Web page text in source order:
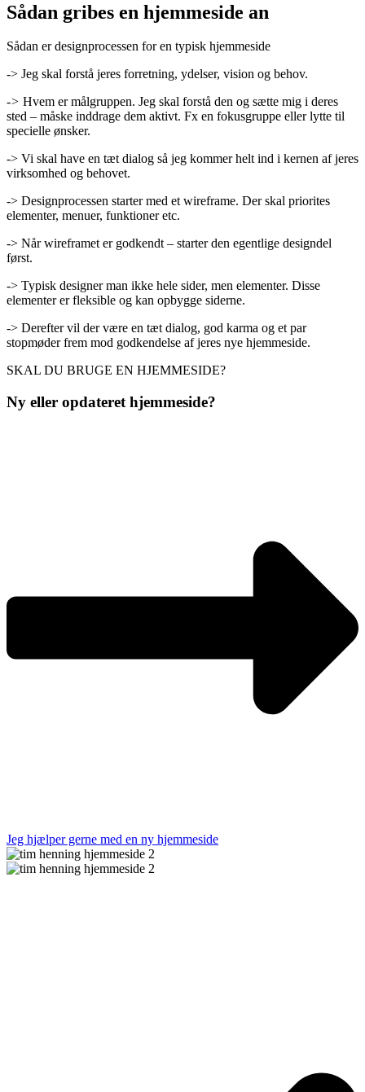
Sådan gribes en hjemmeside an
Sådan er designprocessen for en typisk hjemmeside
-> Jeg skal forstå jeres forretning, ydelser, vision og behov.
-> Hvem er målgruppen. Jeg skal forstå den og sætte mig i deres
sted – måske inddrage dem aktivt. Fx en fokusgruppe eller lytte til
specielle ønsker.
-> Vi skal have en tæt dialog så jeg kommer helt ind i kernen af jeres
virksomhed og behovet.
-> Designprocessen starter med et wireframe. Der skal priorites
elementer, menuer, funktioner etc.
-> Når wireframet er godkendt – starter den egentlige designdel
først.
-> Typisk designer man ikke hele sider, men elementer. Disse
elementer er fleksible og kan opbygge siderne.
-> Derefter vil der være en tæt dialog, god karma og et par
stopmøder frem mod godkendelse af jeres nye hjemmeside.
SKAL DU BRUGE EN HJEMMESIDE?
Ny eller opdateret hjemmeside?
Jeg hjælper gerne med en ny hjemmeside